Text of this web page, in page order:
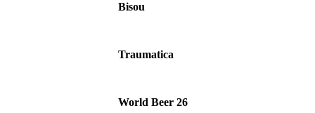
Bisou
Traumatica
World Beer 26